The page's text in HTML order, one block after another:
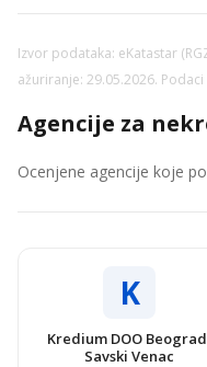
Izvor podataka: eKatastar
ažuriranje: 29.05.2026.
Agencije za
Ocenjene agencije koje
K
Kredium DOO
Savski Venac